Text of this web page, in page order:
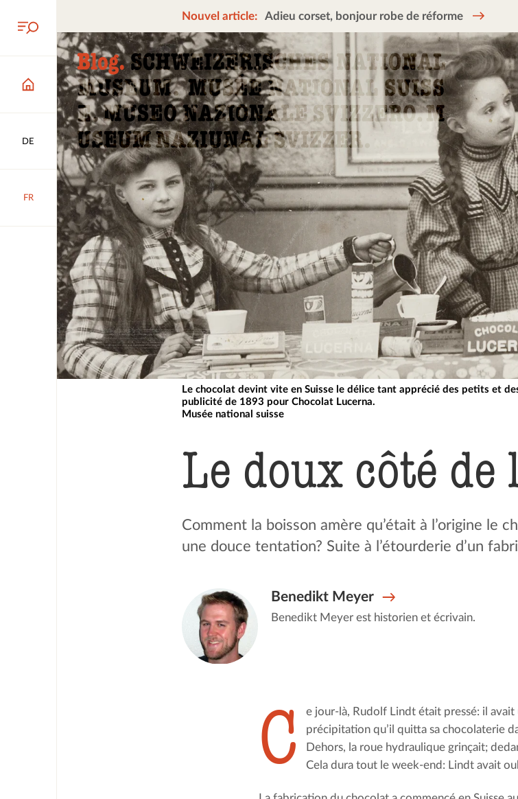
DE
FR
Nouvel article: Adieu corset, bonjour robe de réforme
Le chocolat devint vite en Suisse le délice tant apprécié des petits et
publicité de 1893 pour Chocolat Lucerna.
Musée national suisse
Le doux côté de
Comment la boisson amère qu’était à l’origine le
une douce tentation? Suite à l’étourderie d’un
Benedikt Meyer
Benedikt Meyer est historien et écrivain.
C
e jour-là, Rudolf Lindt était pressé: il avait
précipitation qu’il quitta sa chocolaterie
Dehors, la roue hydraulique grinçait;
Cela dura tout le week-end: Lindt avait